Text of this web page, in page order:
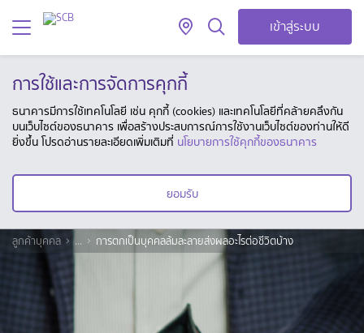
เข้าสู่ระบบ
การใช้และการจัดการคุกกี้
ธนาคารมีการใช้เทคโนโลยี เช่น คุกกี้ (cookies) และเทคโนโลยีที่คล้ายคลึงกัน
บนเว็บไซต์ของธนาคาร เพื่อสร้างประสบการณ์การใช้งานเว็บไซต์ของท่านให้ดี
ยิ่งขึ้น โปรดอ่านรายละเอียดเพิ่มเติมที่ นโยบายการใช้คุกกี้ของธนาคาร
ยอมรับ
ลูกค้าบุคคล ... การตกเป็นบุคคลล้มละลายส่งผลอะไรต่อชีวิตบ้าง